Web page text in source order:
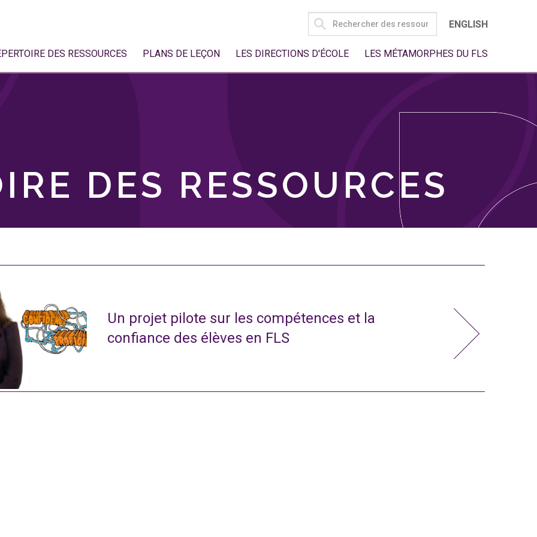
SEARCH
FOR:
ENGLISH
DES RESSOURCES PLANS DE LEÇON LES DIRECTIONS D'ÉCOLE LES MÉTAMORPHES DU FLS
DES RESSOURCES
Un projet pilote sur les compétences et la
confiance des élèves en FLS